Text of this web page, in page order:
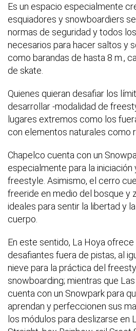
Es un espacio especialmente
esquiadores y snowboardiers
normas de seguridad y todos
necesarios para hacer saltos y
como barandas de hasta 8 m.,
de skate.
Quienes quieran desafiar los
desarrollar -modalidad de
lugares extremos como los
con elementos naturales como
Chapelco cuenta con un
especialmente para la iniciación
freestyle. Asimismo, el cerro
freeride en medio del bosque y
ideales para sentir la libertad y
cuerpo.
En este sentido, La Hoya
desafiantes fuera de pistas, al
nieve para la práctica del
snowboarding; mientras que
cuenta con un Snowpark para
aprendan y perfeccionen sus
los módulos para deslizarse en